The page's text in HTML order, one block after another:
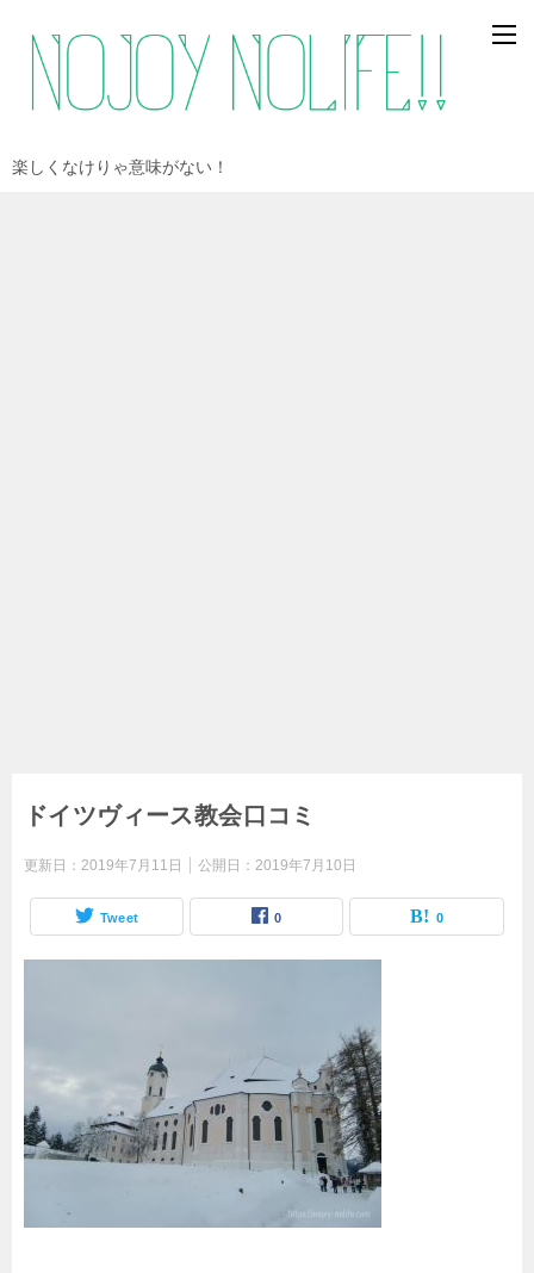
楽しくなけりゃ意味がない！
ドイツヴィース教会口コミ
更新日： 2019年7月11日 公開日： 2019年7月10日
Tweet 0 0